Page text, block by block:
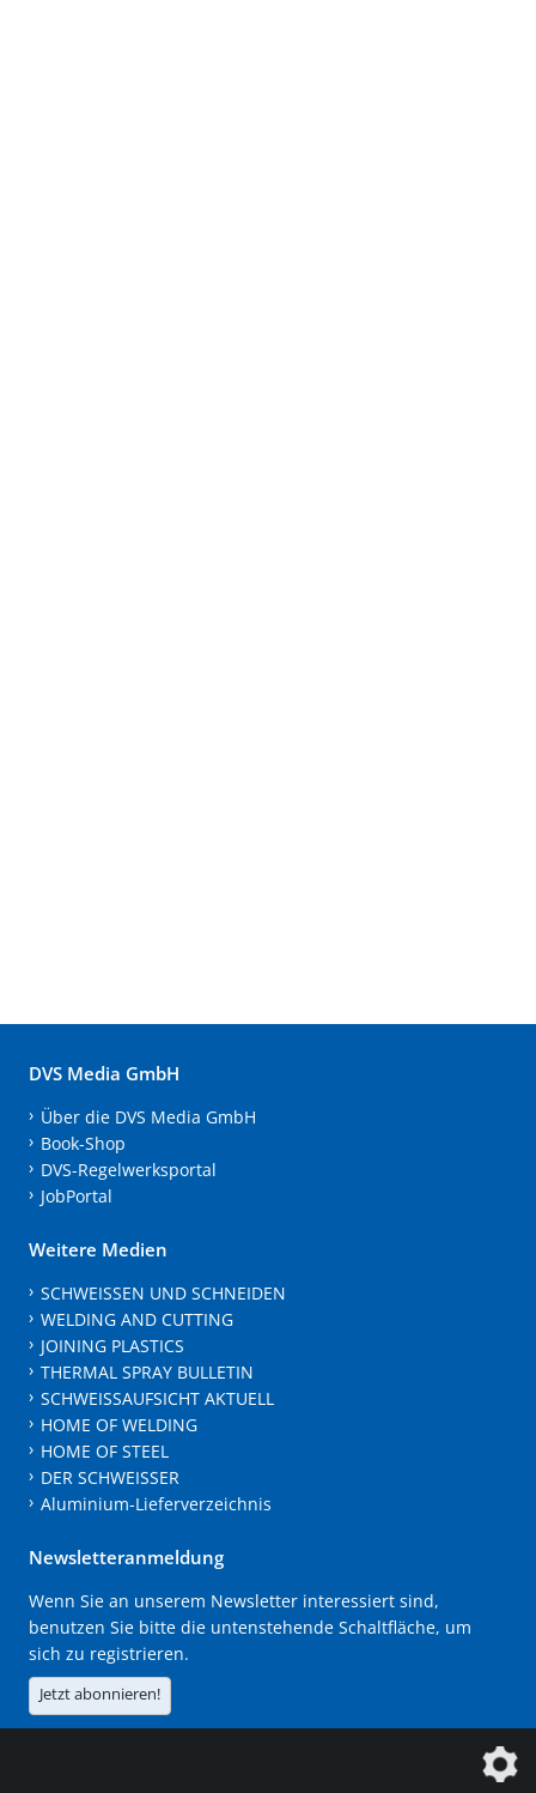
DVS Media GmbH
Über die DVS Media GmbH
Book-Shop
DVS-Regelwerksportal
JobPortal
Weitere Medien
SCHWEISSEN UND SCHNEIDEN
WELDING AND CUTTING
JOINING PLASTICS
THERMAL SPRAY BULLETIN
SCHWEISSAUFSICHT AKTUELL
HOME OF WELDING
HOME OF STEEL
DER SCHWEISSER
Aluminium-Lieferverzeichnis
Newsletteranmeldung
Wenn Sie an unserem Newsletter interessiert sind,
benutzen Sie bitte die untenstehende Schaltfläche, um
sich zu registrieren.
Jetzt abonnieren!